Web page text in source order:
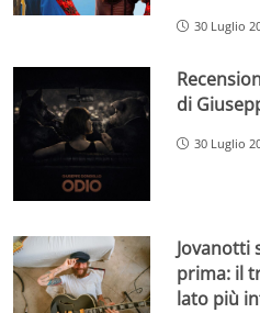
30 Luglio
di
30 Luglio
Jovanotti
prima: il
lato più